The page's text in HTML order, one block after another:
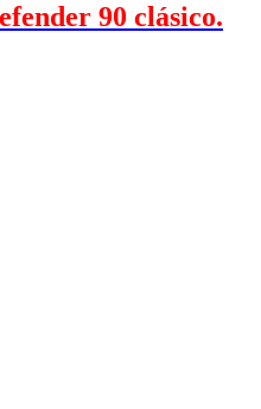
90 clásico.